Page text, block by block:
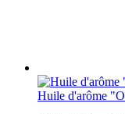
Huile d'arôme